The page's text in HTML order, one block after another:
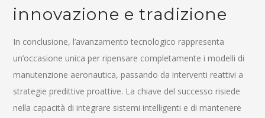
innovazione e tradizione
In conclusione, l’avanzamento tecnologico rappresenta
un’occasione unica per ripensare completamente i modelli di
manutenzione aeronautica, passando da interventi reattivi a
strategie predittive proattive. La chiave del successo risiede
nella capacità di integrare sistemi intelligenti e di mantenere